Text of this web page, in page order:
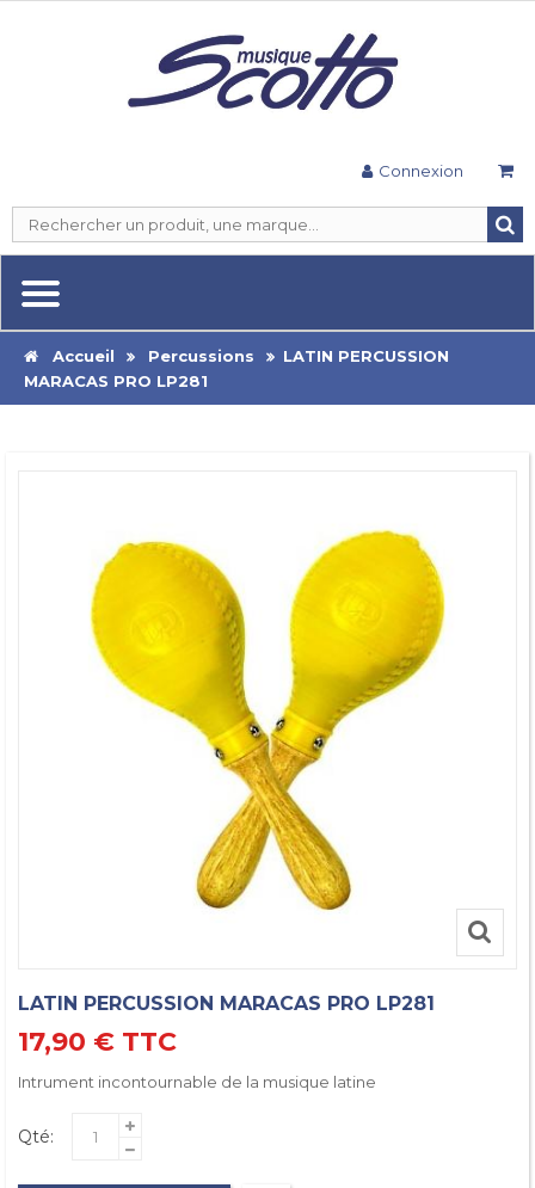
Connexion
Accueil Percussions
LATIN PERCUSSION
MARACAS PRO LP281
LATIN PERCUSSION MARACAS PRO LP281
17,90 € TTC
Intrument incontournable de la musique latine
Qté: